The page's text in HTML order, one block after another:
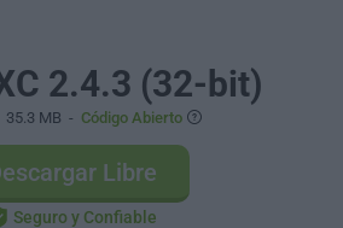
2.4.3 (32-bit)
35.3 MB - Código Abierto
Libre
Seguro y Confiable